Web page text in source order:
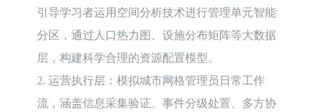
引导学习者运用空间分析技术进行管理单元智能
分区，通过人口热力图、设施分布矩阵等大数据
层，构建科学合理的资源配置模型。
2.	运营执行层：模拟城市网格管理员日常工作
流，涵盖信息采集验证、事件分级处置、多方协